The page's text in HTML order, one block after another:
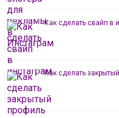
Как сделать свайп в
Как сделать